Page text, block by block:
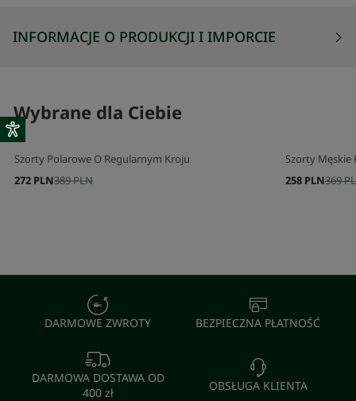
INFORMACJE O PRODUKCJI I IMPORCIE
Wybrane dla Ciebie
Szorty Polarowe O Regularnym Kroju
389 PLN
272 PLN
Szorty Męskie
369
258 PLN
DARMOWE ZWROTY BEZPIECZNA PŁATNOŚĆ
DARMOWA DOSTAWA OD
400 zł
OBSŁUGA KLIENTA